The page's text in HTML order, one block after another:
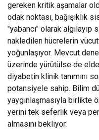
gereken kritik aşamalar
odak noktası, bağışıklık
"yabancı" olarak algılayıp
nakledilen hücrelerin
yoğunlaşıyor. Mevcut
üzerinde yürütülse de
diyabetin klinik tanımını
potansiyele sahip. Bilim
yaygınlaşmasıyla birlikte
yerini tek seferlik veya
almasını bekliyor.